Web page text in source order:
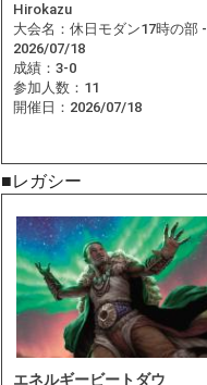
Hirokazu
大会名： 休日モダン17時の部 -
2026/07/18
成績： 3-0
参加人数： 11
開催日： 2026/07/18
■レガシー
エネルギービートダウ